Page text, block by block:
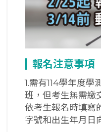
報名注意事項
1.需有114學年度
班，但考生無需繳
依考生報名時填寫
字號和出生年月日